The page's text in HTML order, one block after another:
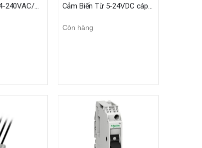
Cảm Biến Từ 24-240VAC/DC L75mm Sn5mm 1NO Cảm Biến Từ 5-24VDC cáp 2M L28mm Sn0.8mm
Còn hàng